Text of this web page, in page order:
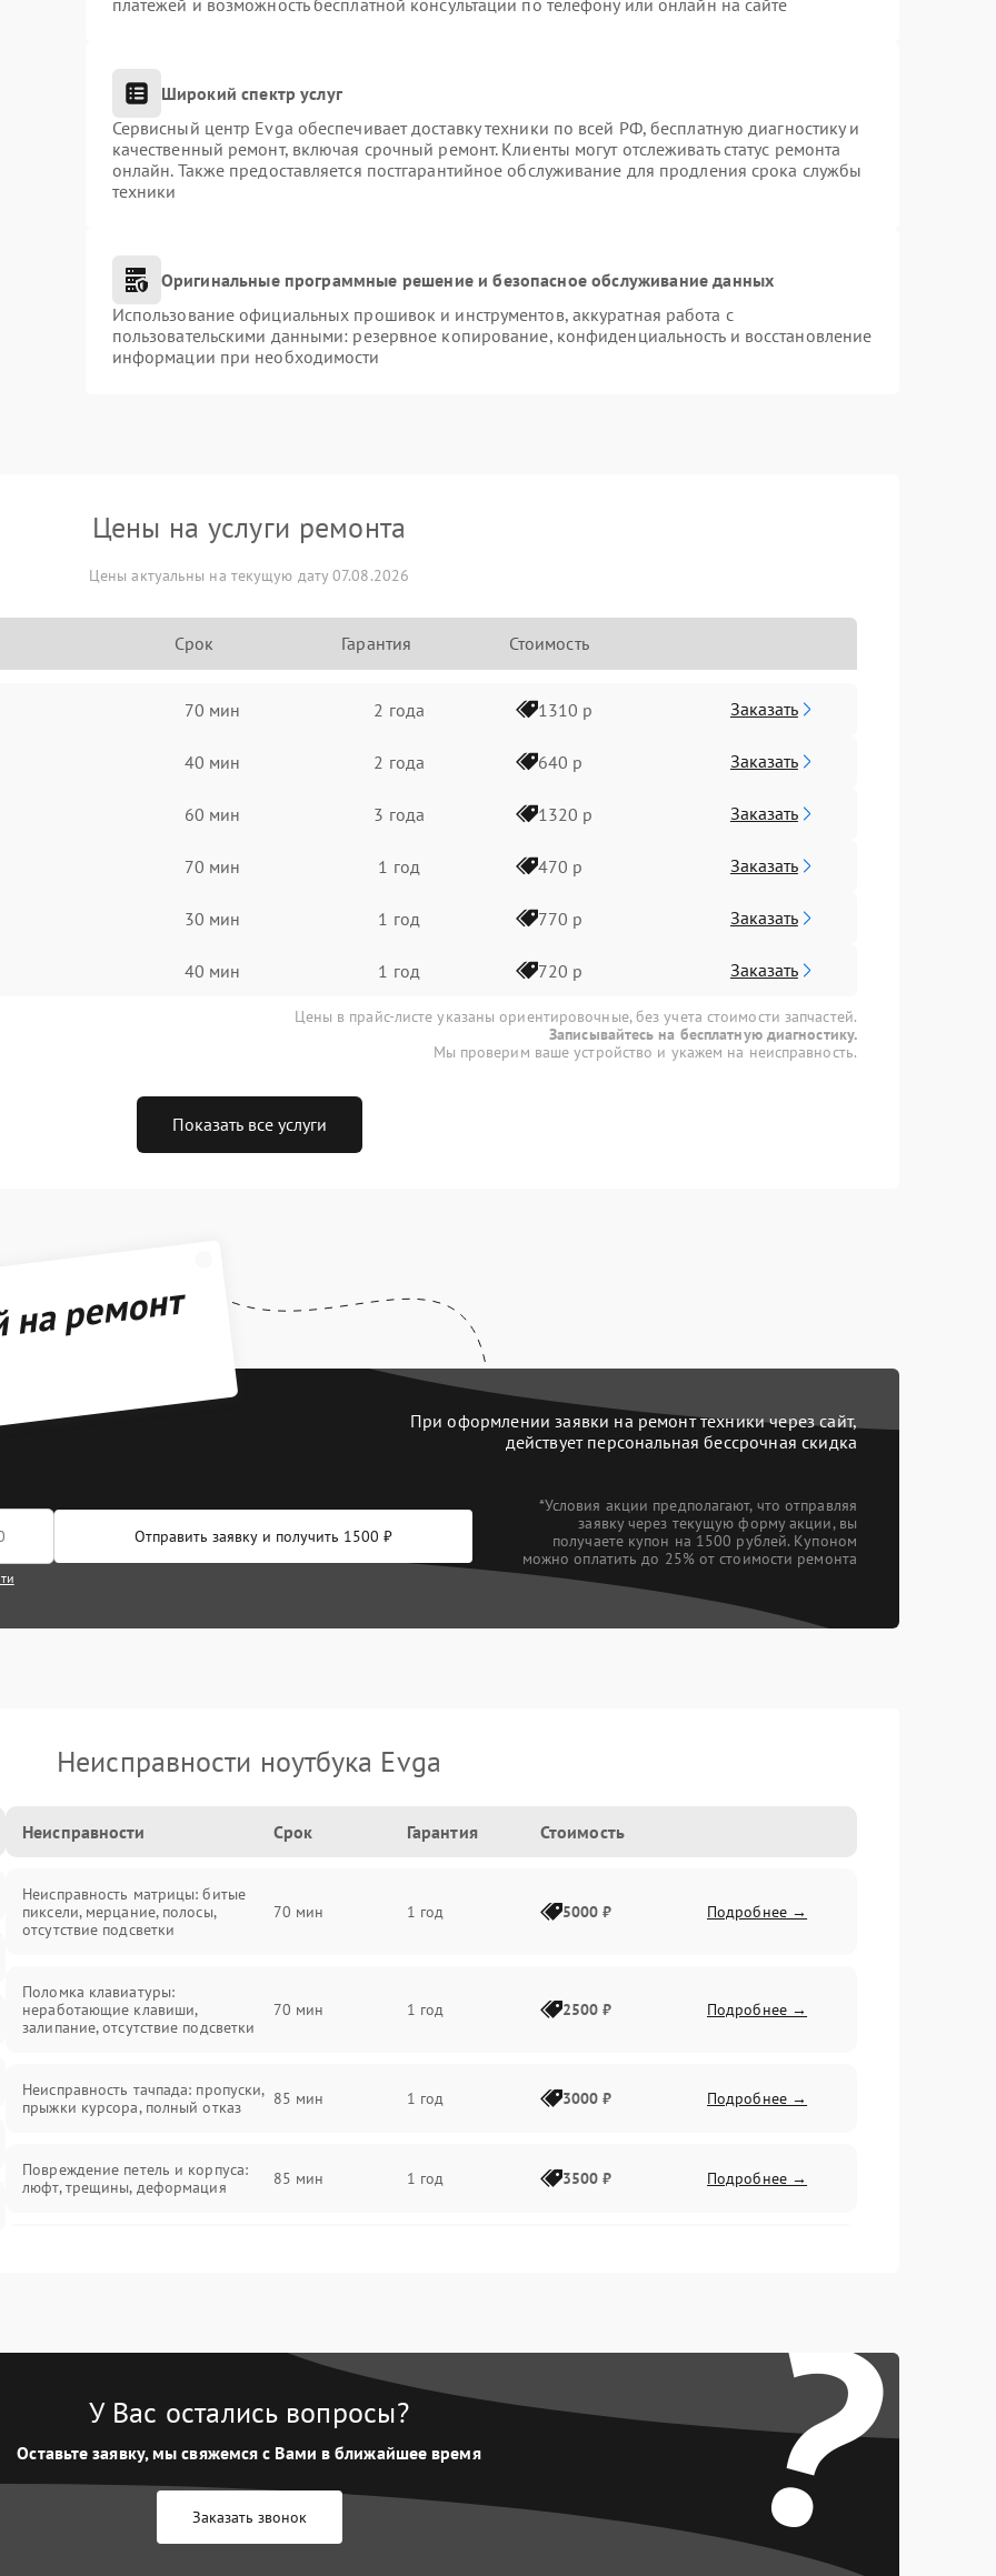
платежей и возможность бесплатной консультации по телефону или онлайн на сайте
Широкий спектр услуг
Сервисный центр Evga обеспечивает доставку техники по всей РФ, бесплатную диагностику и
качественный ремонт, включая срочный ремонт. Клиенты могут отслеживать статус ремонта
онлайн. Также предоставляется постгарантийное обслуживание для продления срока службы
техники
Оригинальные программные решение и безопасное обслуживание данных
Использование официальных прошивок и инструментов, аккуратная работа с
пользовательскими данными: резервное копирование, конфиденциальность и восстановление
информации при необходимости
Цены на услуги ремонта
Цены актуальны на текущую дату 07.08.2026
Срок Гарантия Стоимость
70 мин 2 года 1310 р Заказать
40 мин 2 года 640 р Заказать
60 мин 3 года 1320 р Заказать
70 мин 1 год 470 р Заказать
30 мин 1 год 770 р Заказать
40 мин 1 год 720 р Заказать
Цены в прайс-листе указаны ориентировочные, без учета стоимости запчастей.
Записывайтесь на бесплатную диагностику.
Мы проверим ваше устройство и укажем на неисправность.
Показать все услуги
ремонт
При оформлении заявки на ремонт техники через сайт,
действует персональная бессрочная скидка
Отправить заявку и получить 1500 ₽
*Условия акции предполагают, что отправляя
заявку через текущую форму акции, вы
получаете купон на 1500 рублей. Купоном
можно оплатить до 25% от стоимости ремонта
Неисправности ноутбука Evga
Неисправности Срок Гарантия Стоимость
Неисправность матрицы: битые
пиксели, мерцание, полосы,
отсутствие подсветки
70 мин 1 год 5000 ₽ Подробнее →
Поломка клавиатуры:
неработающие клавиши,
залипание, отсутствие подсветки
70 мин 1 год 2500 ₽ Подробнее →
Неисправность тачпада: пропуски,
прыжки курсора, полный отказ
85 мин 1 год 3000 ₽ Подробнее →
Повреждение петель и корпуса:
люфт, трещины, деформация
85 мин 1 год 3500 ₽ Подробнее →
85 мин 1 год 2000 ₽ Подробнее →
Перегрев из‑за пыли, износа
термопасты или неисправности
кулера
75 мин Подробнее →
Выход из строя SSD или HDD:
медленная загрузка, ошибки
80 мин Подробнее →
?
У Вас остались вопросы?
Оставьте заявку, мы свяжемся с Вами в ближайшее время
Заказать звонок